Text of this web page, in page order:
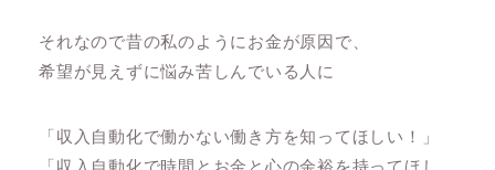
それなので昔の私のようにお金が原因で、
希望が見えずに悩み苦しんでいる人に
「収入自動化で働かない働き方を知ってほしい！」
「収入自動化で時間とお金と心の余裕を持ってほし